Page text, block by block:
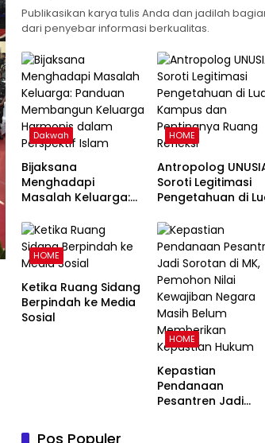
Publikasikan karya tulis Anda dan jadilah
dari penyebar informasi berkualitas.
Dakwah
Bijaksana
Menghadapi
Masalah Keluarga:
Membangun
Keluarga Harmonis
dalam Perspektif
HOME
Antropolog
Soroti Legitimasi
Pengetahuan di
Pentingnya Ruang
Refleksi
HOME
Ketika Ruang Sidang
Berpindah ke Media
Sosial
HOME
Kepastian
Pendanaan
Pesantren Jadi
Pos Populer